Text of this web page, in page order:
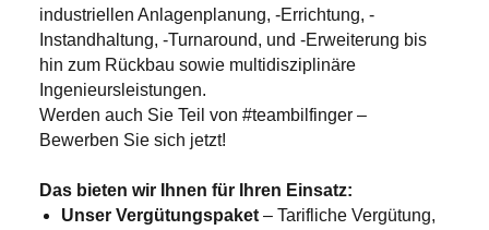
industriellen Anlagenplanung, -Errichtung, -
Instandhaltung, -Turnaround, und -Erweiterung bis
hin zum Rückbau sowie multidisziplinäre
Ingenieursleistungen.
Werden auch Sie Teil von #teambilfinger –
Bewerben Sie sich jetzt!
Das bieten wir Ihnen für Ihren Einsatz:
Unser Vergütungspaket – Tarifliche Vergütung,